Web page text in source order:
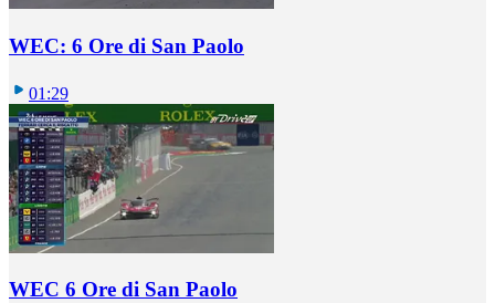
WEC: 6 Ore di San Paolo
01:29
WEC 6 Ore di San Paolo